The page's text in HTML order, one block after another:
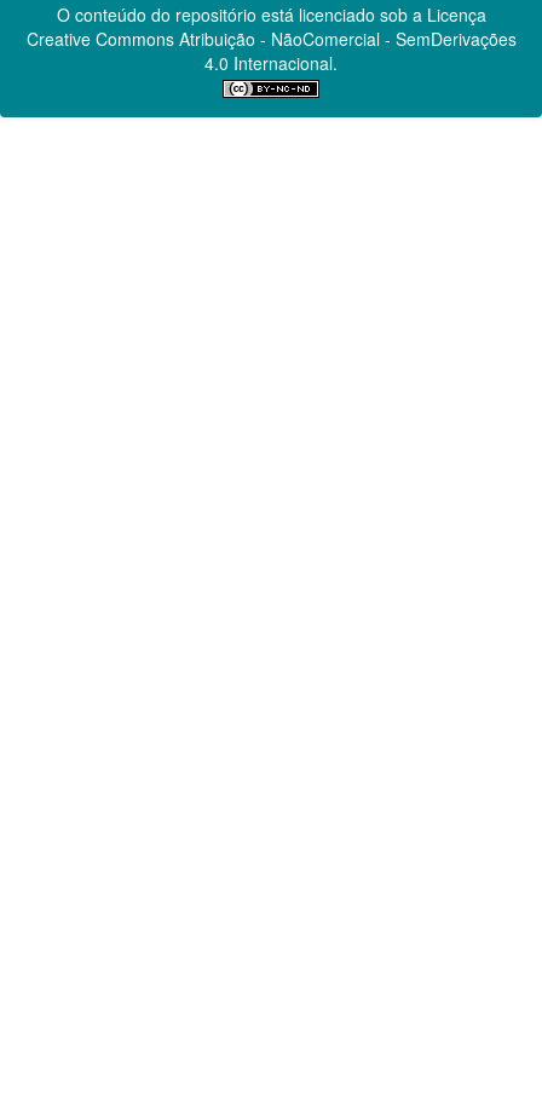
O conteúdo do repositório está licenciado sob a Licença
Creative CommonsAtribuição - NãoComercial - SemDerivações
4.0 Internacional.